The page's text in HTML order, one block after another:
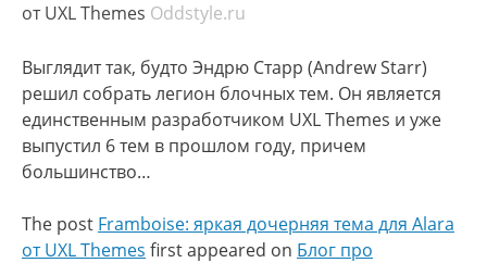
от UXL Themes Oddstyle.ru
Выглядит так, будто Эндрю Старр (Andrew Starr)
решил собрать легион блочных тем. Он является
единственным разработчиком UXL Themes и уже
выпустил 6 тем в прошлом году, причем
большинство…
The post Framboise: яркая дочерняя тема для Alara
от UXL Themes first appeared on Блог про